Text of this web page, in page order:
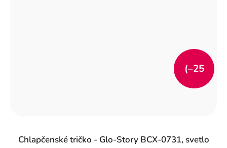
Chlapčenské tričko - Glo-Story BCX-0731, svetlo
(–25